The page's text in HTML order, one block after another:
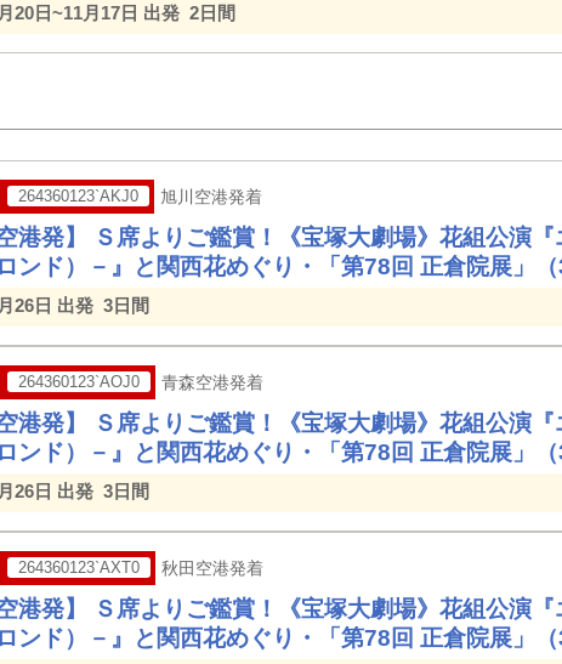
20日~11月17日 出発 2日間
264360123`AKJ0 旭川空港発着
空港発】 Ｓ席よりご鑑賞！《宝塚大劇場》花組公演
ンド）－』と関西花めぐり・「第78回 正倉院展」（
26日 出発 3日間
264360123`AOJ0 青森空港発着
空港発】 Ｓ席よりご鑑賞！《宝塚大劇場》花組公演
ンド）－』と関西花めぐり・「第78回 正倉院展」（
26日 出発 3日間
264360123`AXT0 秋田空港発着
空港発】 Ｓ席よりご鑑賞！《宝塚大劇場》花組公演
ンド）－』と関西花めぐり・「第78回 正倉院展」（